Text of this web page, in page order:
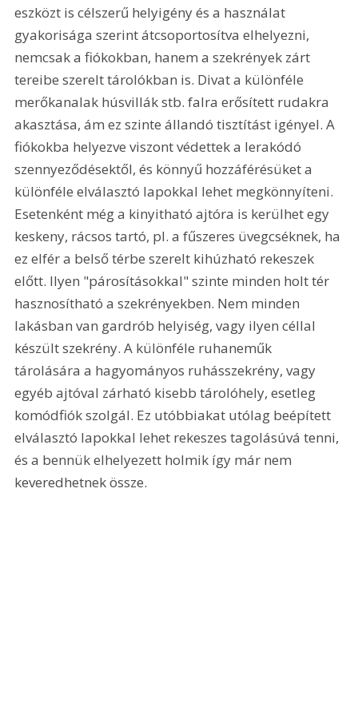
eszközt is célszerű helyigény és a használat
gyakorisága szerint átcsoportosítva elhelyezni,
nemcsak a fiókokban, hanem a szekrények zárt
tereibe szerelt tárolókban is. Divat a különféle
merőkanalak húsvillák stb. falra erősített rudakra
akasztása, ám ez szinte állandó tisztítást igényel. A
fiókokba helyezve viszont védettek a lerakódó
szennyeződésektől, és könnyű hozzáférésüket a
különféle elválasztó lapokkal lehet megkönnyíteni.
Esetenként még a kinyitható ajtóra is kerülhet egy
keskeny, rácsos tartó, pl. a fűszeres üvegcséknek, ha
ez elfér a belső térbe szerelt kihúzható rekeszek
előtt. Ilyen "párosításokkal" szinte minden holt tér
hasznosítható a szekrényekben. Nem minden
lakásban van gardrób helyiség, vagy ilyen céllal
készült szekrény. A különféle ruhaneműk
tárolására a hagyományos ruhásszekrény, vagy
egyéb ajtóval zárható kisebb tárolóhely, esetleg
komódfiók szolgál. Ez utóbbiakat utólag beépített
elválasztó lapokkal lehet rekeszes tagolásúvá tenni,
és a bennük elhelyezett holmik így már nem
keveredhetnek össze.